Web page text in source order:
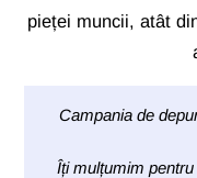
pieței muncii, atât
Campania de
Îți mulțumim